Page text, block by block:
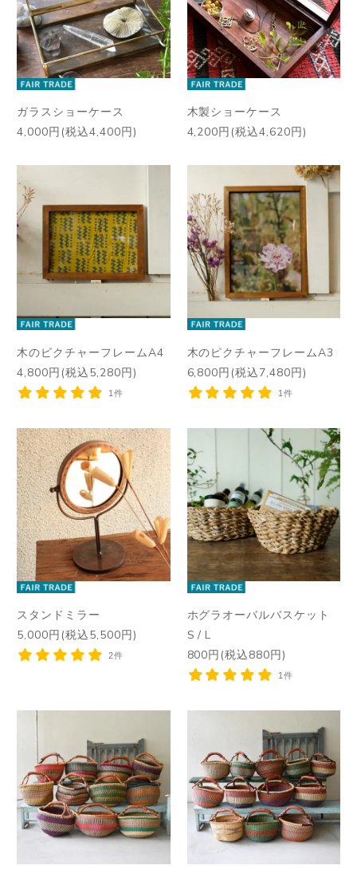
ガラスショーケース
4,000円(税込4,400円)
木製ショーケース
4,200円(税込4,620円)
木のピクチャーフレームA4
4,800円(税込5,280円)
1件
木のピクチャーフレームA3
6,800円(税込7,480円)
1件
スタンドミラー
5,000円(税込5,500円)
2件
ホグラオーバルバスケット
S / L
800円(税込880円)
1件